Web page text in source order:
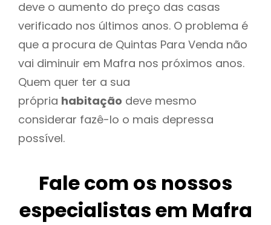
deve o aumento do preço das casas
verificado nos últimos anos. O problema é
que a procura de Quintas Para Venda não
vai diminuir em Mafra nos próximos anos.
Quem quer ter a sua
própria habitação deve mesmo
considerar fazê-lo o mais depressa
possível.
Fale com os nossos
especialistas em Mafra